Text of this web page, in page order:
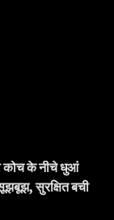
कोच के नीचे धुआं
सुरक्षित बची